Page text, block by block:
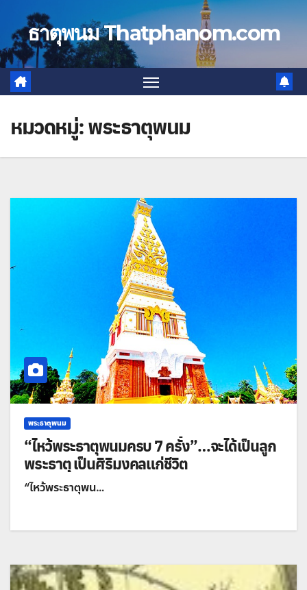
contentธาตุพนม Thatphanom.com
หมวดหมู่:พระธาตุพนม
พระธาตุพนม
“ไหว้พระธาตุพนมครบ 7 ครั้ง”…จะได้เป็นลูก
พระธาตุ เป็นศิริมงคลแก่ชีวิต
“ไหว้พระธาตุพน…